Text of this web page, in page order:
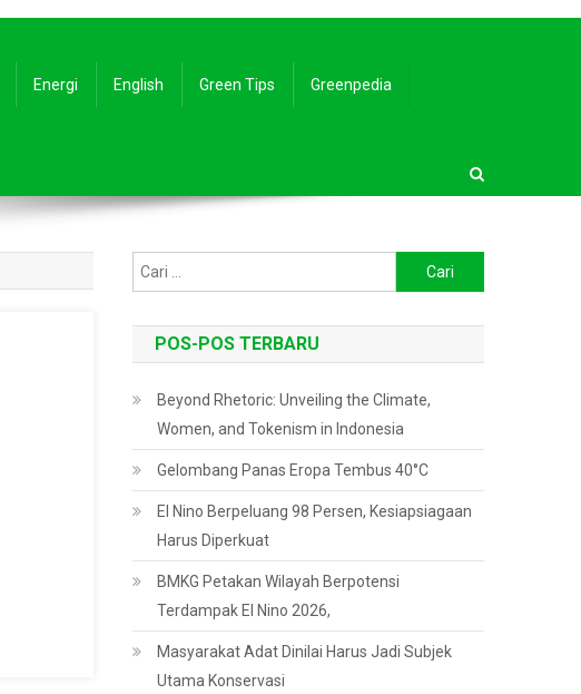
Energi English Green Tips Greenpedia
untuk:
POS-POS TERBARU
Beyond Rhetoric: Unveiling the Climate,
Women, and Tokenism in Indonesia
Gelombang Panas Eropa Tembus 40°C
El Nino Berpeluang 98 Persen, Kesiapsiagaan
Harus Diperkuat
BMKG Petakan Wilayah Berpotensi
Terdampak El Nino 2026,
Masyarakat Adat Dinilai Harus Jadi Subjek
Utama Konservasi